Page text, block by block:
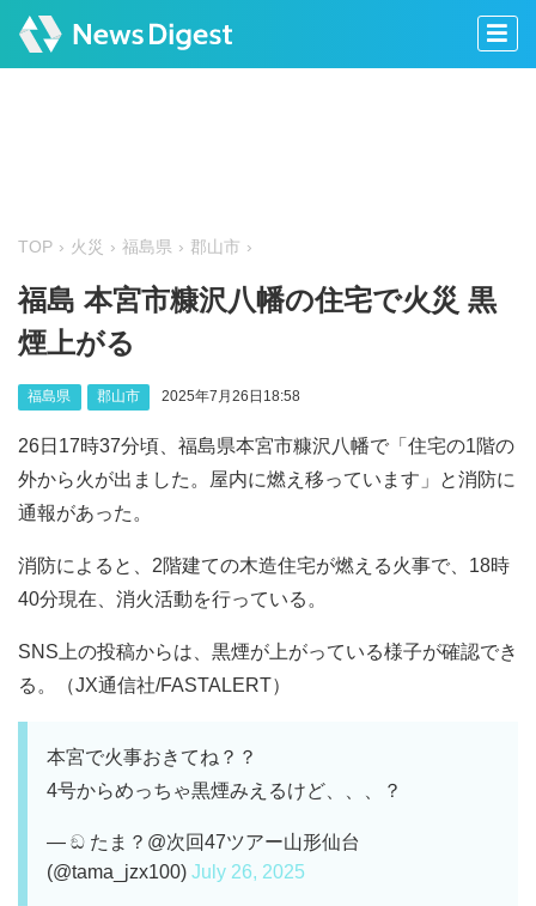
TOP 火災 福島県 郡山市
福島 本宮市糠沢八幡の住宅で火災 黒
煙上がる
福島県 郡山市 2025年7月26日18:58
26日17時37分頃、福島県本宮市糠沢八幡で「住宅の1階の
外から火が出ました。屋内に燃え移っています」と消防に
通報があった。
消防によると、2階建ての木造住宅が燃える火事で、18時
40分現在、消火活動を行っている。
SNS上の投稿からは、黒煙が上がっている様子が確認でき
る。（JX通信社/FASTALERT）
本宮で火事おきてね？？
4号からめっちゃ黒煙みえるけど、、、？
— ඞ たま？@次回47ツアー山形仙台
(@tama_jzx100) July 26, 2025